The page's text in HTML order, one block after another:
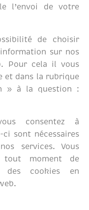
l’envoi de votre
de choisir
sur nos
Pour cela il vous
et dans la rubrique
» à la question :
consentez à
ci sont nécessaires
services. Vous
tout moment de
cookies en